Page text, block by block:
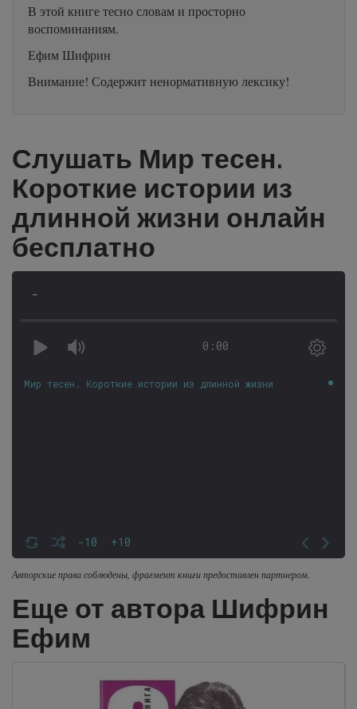
В этой книге тесно словам и просторно
воспоминаниям.
Ефим Шифрин
Внимание! Содержит ненормативную лексику!
Слушать Мир тесен.
Короткие истории из
длинной жизни онлайн
бесплатно
-
0:00
-10 +10
Мир тесен. Короткие истории из длинной жизни
Авторские права соблюдены, фрагмент книги предоставлен партнером.
Еще от автора Шифрин
Ефим